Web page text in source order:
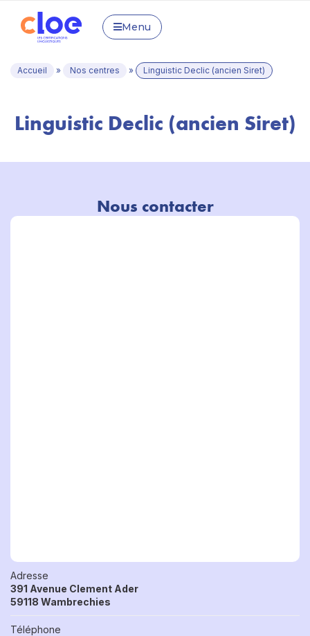
Menu
Accueil » Nos centres » Linguistic Declic (ancien Siret)
Linguistic Declic (ancien Siret)
Nous contacter
Adresse
391 Avenue Clement Ader
59118 Wambrechies
Téléphone